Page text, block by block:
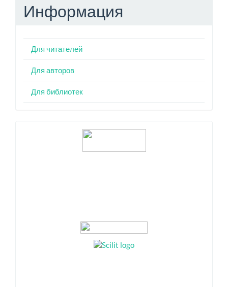
Информация
Для читателей
Для авторов
Для библиотек
Индексация